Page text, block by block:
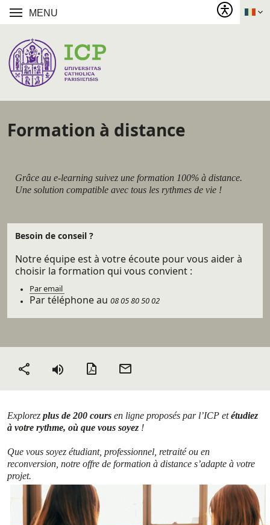
MENU
Formation à distance
Grâce au e-learning suivez une formation 100% à distance.
Une solution compatible avec tous les rythmes de vie !
Besoin de conseil ?
Notre équipe est à votre écoute pour vous aider à
choisir la formation qui vous convient :
Par email
Par téléphone au 08 05 80 50 02
Partager Version PDF
Explorez plus de 200 cours en ligne proposés par l’ICP etétudiez
à votre rythme, où que vous soyez !
Que vous soyez étudiant, professionnel, retraité ou en
reconversion, notre offre de formation à distance s’adapte à votre
projet.